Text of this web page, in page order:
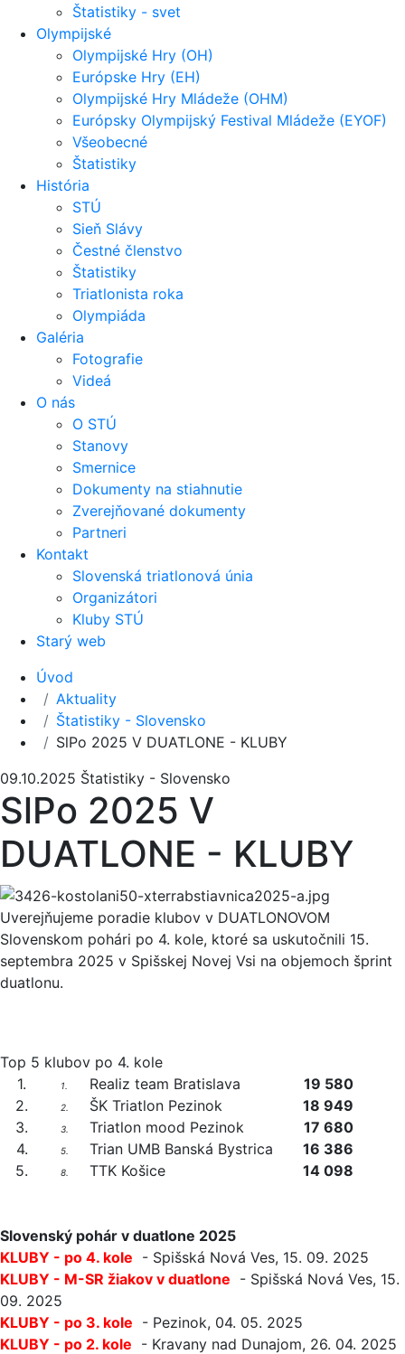
Štatistiky - svet
Olympijské
Olympijské Hry (OH)
Európske Hry (EH)
Olympijské Hry Mládeže (OHM)
Európsky Olympijský Festival Mládeže (EYOF)
Všeobecné
Štatistiky
História
STÚ
Sieň Slávy
Čestné členstvo
Štatistiky
Triatlonista roka
Olympiáda
Galéria
Fotografie
Videá
O nás
O STÚ
Stanovy
Smernice
Dokumenty na stiahnutie
Zverejňované dokumenty
Partneri
Kontakt
Slovenská triatlonová únia
Organizátori
Kluby STÚ
Starý web
Úvod
Aktuality
Štatistiky - Slovensko
SlPo 2025 V DUATLONE - KLUBY
09.10.2025 Štatistiky - Slovensko
SlPo 2025 V
DUATLONE - KLUBY
Uverejňujeme poradie klubov v DUATLONOVOM
Slovenskom pohári po 4. kole, ktoré sa uskutočnili 15.
septembra 2025 v Spišskej Novej Vsi na objemoch šprint
duatlonu.
Top 5 klubov po 4. kole
1.
1. Realiz team Bratislava
19 580
2.
2. ŠK Triatlon Pezinok
18 949
3.
3. Triatlon mood Pezinok
17 680
4.
5. Trian UMB Banská Bystrica
16 386
5.
8. TTK Košice 14 098
Slovenský pohár v duatlone 2025
KLUBY - po 4. kole - Spišská Nová Ves, 15. 09. 2025
KLUBY - M-SR žiakov v duatlone - Spišská Nová Ves, 15.
09. 2025
KLUBY - po 3. kole - Pezinok, 04. 05. 2025
KLUBY - po 2. kole - Kravany nad Dunajom, 26. 04. 2025